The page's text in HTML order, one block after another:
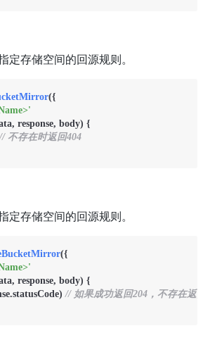
定存储空间的回源规则。
({
response, body) {
不存在时返回404
定存储空间的回源规则。
({
response, body) {
statusCode) // 如果成功返回204，不存在返回